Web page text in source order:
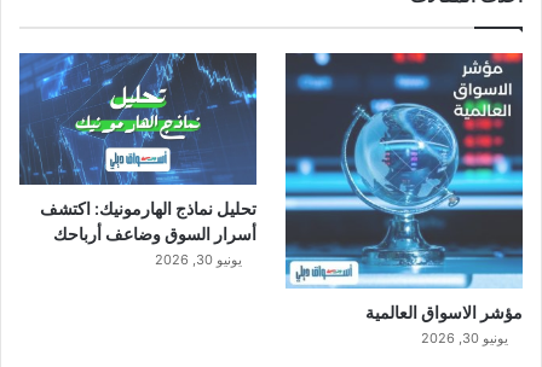
مؤشر الاسواق العالمية
يونيو 30, 2026
تحليل نماذج الهارمونيك: اكتشف
أسرار السوق وضاعف أرباحك
يونيو 30, 2026